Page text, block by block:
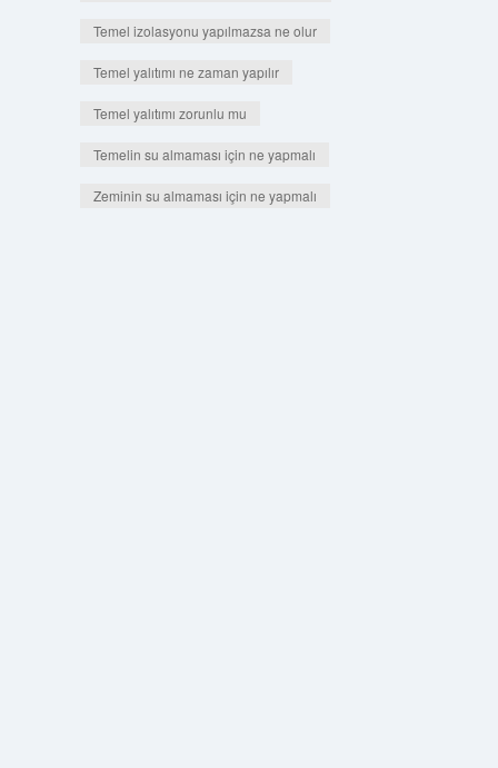
Temel izolasyonu yapılmazsa ne olur
Temel yalıtımı ne zaman yapılır
Temel yalıtımı zorunlu mu
Temelin su almaması için ne yapmalı
Zeminin su almaması için ne yapmalı